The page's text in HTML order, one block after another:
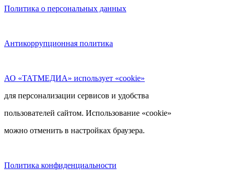
Политика о персональных данных
Антикоррупционная политика
АО «ТАТМЕДИА» использует «cookie»
для персонализации сервисов и удобства
пользователей сайтом. Использование «cookie»
можно отменить в настройках браузера.
Политика конфиденциальности